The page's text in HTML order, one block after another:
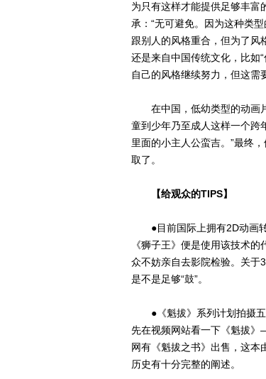
为只有这样才能提供足够丰富
承：“无可避免。因为这种类
跟别人的风格重合，但为了风
还是来自中国传统文化，比如
自己的风格继续努力，但这需
在中国，低幼类型的动画片
童到少年乃至成人这样一个跨
里面的小主人公蛮吉。”最终
取了。
【给观众的TIPS】
●目前国际上拥有2D动画转
《狮子王》便是使用该技术
众不妨亲自去影院检验。关于
是不是足够“鼓”。
●《魁拔》系列计划拍摄五
先在视频网站看一下《魁拔
网有《魁拔之书》出售，这本
历史有十分完整的阐述。